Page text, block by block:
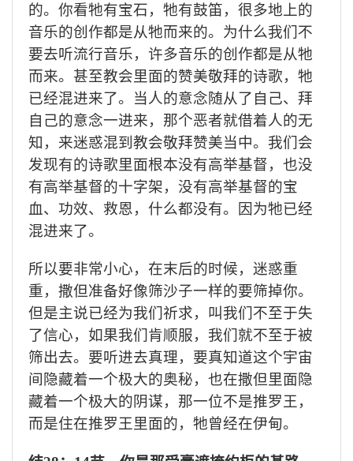
的。你看牠有宝石，牠有鼓笛，很多地上的
音乐的创作都是从牠而来的。为什么我们不
要去听流行音乐，许多音乐的创作都是从牠
而来。甚至教会里面的赞美敬拜的诗歌，牠
已经混进来了。当人的意念随从了自己、拜
自己的意念一进来，那个恶者就借着人的无
知，来迷惑混到教会敬拜赞美当中。我们会
发现有的诗歌里面根本没有高举基督，也没
有高举基督的十字架，没有高举基督的宝
血、功效、救恩，什么都没有。因为牠已经
混进来了。
所以要非常小心，在末后的时候，迷惑重
重，撒但准备好像筛沙子一样的要筛掉你。
但是主说已经为我们祈求，叫我们不至于失
了信心，如果我们肯顺服，我们就不至于被
筛出去。要听进去真理，要真知道这个宇宙
间隐藏着一个极大的奥秘，也在撒但里面隐
藏着一个极大的阴谋，那一位不是推罗王，
而是住在推罗王里面的，牠曾经在伊甸。